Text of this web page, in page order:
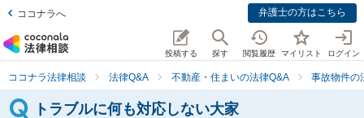
ココナラへ 弁護士の方はこちら
投稿する 探す 閲覧履歴 マイリスト ログイン
ココナラ法律相談 法律Q&A 不動産・住まいの法律Q&A 事故物件の
トラブルに何も対応しない大家